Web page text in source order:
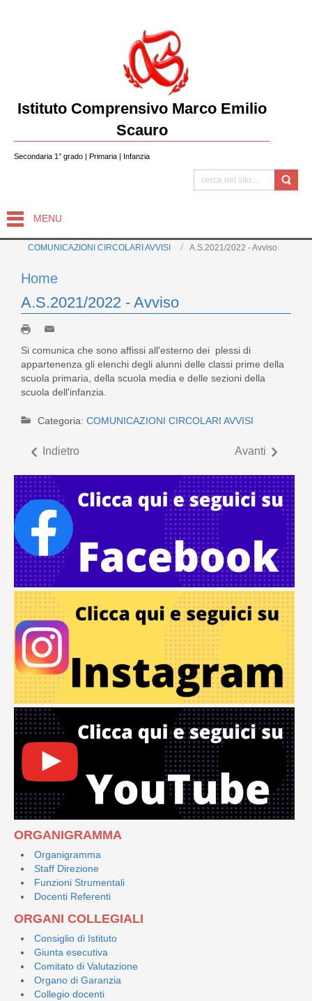
Istituto Comprensivo Marco Emilio
Scauro
Secondaria 1° grado | Primaria | Infanzia
MENU
COMUNICAZIONI CIRCOLARI AVVISI A.S.2021/2022 - Avviso
ORGANIGRAMMA
Organigramma
Staff Direzione
Funzioni Strumentali
Docenti Referenti
ORGANI COLLEGIALI
Consiglio di Istituto
Giunta esecutiva
Comitato di Valutazione
Organo di Garanzia
Collegio docenti
Home
A.S.2021/2022 - Avviso
Si comunica che sono affissi all'esterno dei plessi di
appartenenza gli elenchi degli alunni delle classi prime della
scuola primaria, della scuola media e delle sezioni della
scuola dell'infanzia.
Categoria: COMUNICAZIONI CIRCOLARI AVVISI
Indietro Avanti